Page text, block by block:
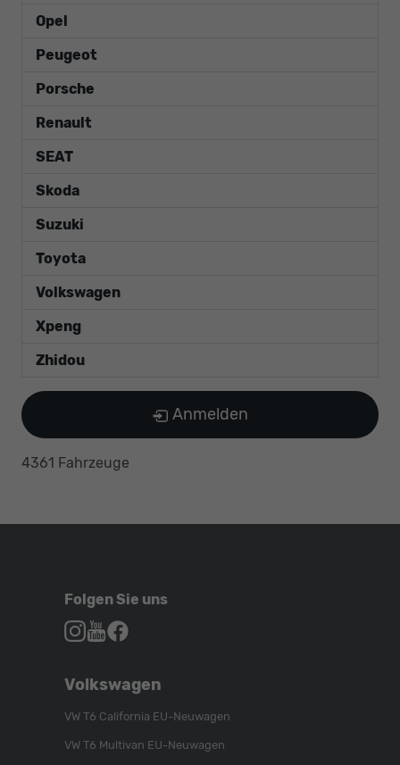
Opel
Peugeot
Porsche
Renault
SEAT
Skoda
Suzuki
Toyota
Volkswagen
Xpeng
Zhidou
Anmelden
4361 Fahrzeuge
Folgen Sie uns
Autohaus
Sie
Instagram
Autohaus
Sie
Kanal
Sie
Facebook
Volkswagen
VW T6 California EU-Neuwagen
VW T6 Multivan EU-Neuwagen